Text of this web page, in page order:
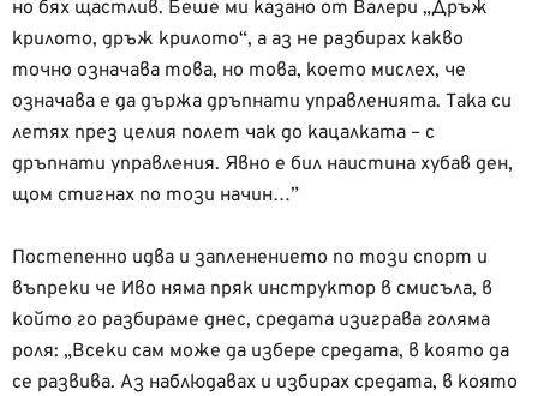
но бях щастлив. Беше ми казано от Валери „Дръж
крилото, дръж крилото“, а аз не разбирах какво
точно означава това, но това, което мислех, че
означава е да държа дръпнати управленията. Така си
летях през целия полет чак до кацалката – с
дръпнати управления. Явно е бил наистина хубав ден,
щом стигнах по този начин…”
Постепенно идва и запленението по този спорт и
въпреки че Иво няма пряк инструктор в смисъла, в
който го разбираме днес, средата изиграва голяма
роля: „Всеки сам може да избере средата, в която да
се развива. Аз наблюдавах и избирах средата, в която